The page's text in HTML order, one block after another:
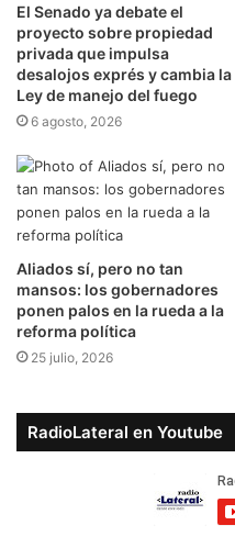
El Senado ya debate el
proyecto sobre propiedad
privada que impulsa
desalojos exprés y cambia la
Ley de manejo del fuego
6 agosto, 2026
Aliados sí, pero no tan
mansos: los gobernadores
ponen palos en la rueda a la
reforma política
25 julio, 2026
RadioLateral en Youtube